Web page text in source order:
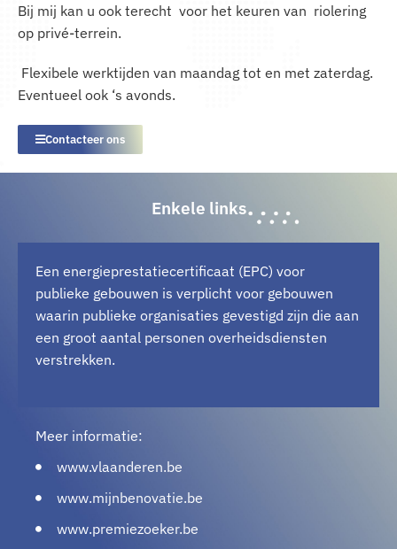
Bij mij kan u ook terecht voor het keuren van riolering
op privé-terrein.
Flexibele werktijden van maandag tot en met zaterdag.
Eventueel ook ‘s avonds.
Contacteer ons
Enkele links
Een energieprestatiecertificaat (EPC) voor
publieke gebouwen is verplicht voor gebouwen
waarin publieke organisaties gevestigd zijn die aan
een groot aantal personen overheidsdiensten
verstrekken.
Meer informatie:
www.vlaanderen.be
www.mijnbenovatie.be
www.premiezoeker.be